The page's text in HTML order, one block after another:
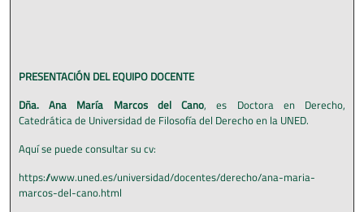
PRESENTACIÓN DEL EQUIPO DOCENTE
Dña. Ana María Marcos del Cano, es Doctora en Derecho,
Catedrática de Universidad de Filosofía del Derecho en la UNED.
Aquí se puede consultar su cv:
https://www.uned.es/universidad/docentes/derecho/ana-maria-
marcos-del-cano.html